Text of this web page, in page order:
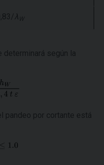
λ W
determinará según la
pandeo por cortante está